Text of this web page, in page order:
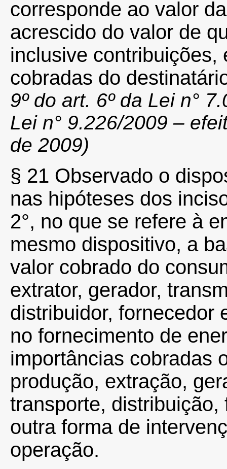
corresponde ao valor
acrescido do valor de
inclusive contribuições,
cobradas do
9º do art. 6º da Lei n°
Lei n° 9.226/2009 –
de 2009)
§ 21 Observado o
nas hipóteses dos
2°, no que se refere à
mesmo dispositivo, a
valor cobrado do
extrator, gerador,
distribuidor, fornecedor
no fornecimento de
importâncias cobradas
produção, extração,
transporte,
outra forma de
operação.